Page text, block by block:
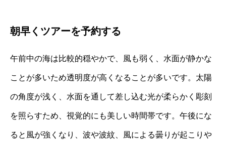
朝早くツアーを予約する
午前中の海は比較的穏やかで、風も弱く、水面が静かな
ことが多いため透明度が高くなることが多いです。太陽
の角度が浅く、水面を通して差し込む光が柔らかく彫刻
を照らすため、視覚的にも美しい時間帯です。午後にな
ると風が強くなり、波や波紋、風による曇りが起こりや